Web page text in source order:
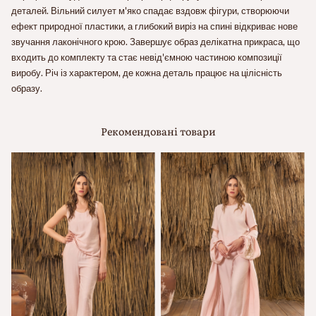
деталей. Вільний силует м'яко спадає вздовж фігури, створюючи
ефект природної пластики, а глибокий виріз на спині відкриває нове
звучання лаконічного крою. Завершує образ делікатна прикраса, що
входить до комплекту та стає невід'ємною частиною композиції
виробу. Річ із характером, де кожна деталь працює на цілісність
образу.
Рекомендовані товари